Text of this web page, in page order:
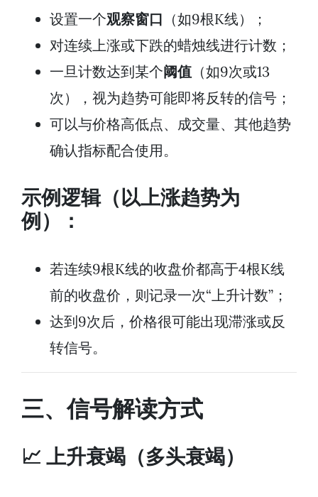
设置一个观察窗口 （如9根K线）；
对连续上涨或下跌的蜡烛线进行计数；
一旦计数达到某个阈值 （如9次或13
次），视为趋势可能即将反转的信号；
可以与价格高低点、成交量、其他趋势
确认指标配合使用。
示例逻辑（以上涨趋势为
例）：
若连续9根K线的收盘价都高于4根K线
前的收盘价，则记录一次“上升计数”；
达到9次后，价格很可能出现滞涨或反
转信号。
三、信号解读方式
📈 上升衰竭（多头衰竭）